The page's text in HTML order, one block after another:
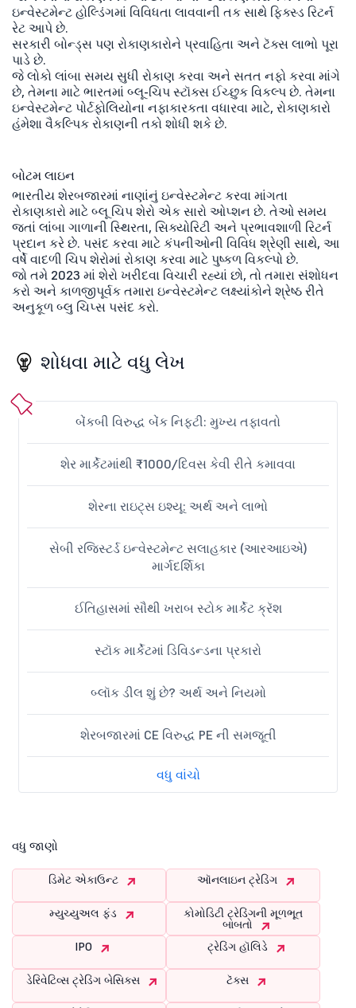
ઇન્વેસ્ટમેન્ટ હોલ્ડિંગમાં વિવિધતા લાવવાની તક સાથે ફિક્સ્ડ રિટર્ન
રેટ આપે છે.
સરકારી બોન્ડ્સ પણ રોકાણકારોને પ્રવાહિતા અને ટૅક્સ લાભો પૂરા
પાડે છે.
જે લોકો લાંબા સમય સુધી રોકાણ કરવા અને સતત નફો કરવા માંગે
છે, તેમના માટે ભારતમાં બ્લૂ-ચિપ સ્ટૉક્સ ઈચ્છુક વિકલ્પ છે. તેમના
ઇન્વેસ્ટમેન્ટ પોર્ટફોલિયોના નફાકારકતા વધારવા માટે, રોકાણકારો
હંમેશા વૈકલ્પિક રોકાણની તકો શોધી શકે છે.
બોટમ લાઇન
ભારતીય શેરબજારમાં નાણાંનું ઇન્વેસ્ટમેન્ટ કરવા માંગતા
રોકાણકારો માટે બ્લૂ ચિપ શેરો એક સારો ઓપ્શન છે. તેઓ સમય
જતાં લાંબા ગાળાની સ્થિરતા, સિક્યોરિટી અને પ્રભાવશાળી રિટર્ન
પ્રદાન કરે છે. પસંદ કરવા માટે કંપનીઓની વિવિધ શ્રેણી સાથે, આ
વર્ષે વાદળી ચિપ શેરોમાં રોકાણ કરવા માટે પુષ્કળ વિકલ્પો છે.
જો તમે 2023 માં શેરો ખરીદવા વિચારી રહ્યાં છો, તો તમારા સંશોધન
કરો અને કાળજીપૂર્વક તમારા ઇન્વેસ્ટમેન્ટ લક્ષ્યાંકોને શ્રેષ્ઠ રીતે
અનુકૂળ બ્લુ ચિપ્સ પસંદ કરો.
શોધવા માટે વધુ લેખ
બેંકબી વિરુદ્ધ બેંક નિફ્ટી: મુખ્ય તફાવતો
શેર માર્કેટમાંથી ₹1000/દિવસ કેવી રીતે કમાવવા
શેરના રાઇટ્સ ઇશ્યૂ: અર્થ અને લાભો
સેબી રજિસ્ટર્ડ ઇન્વેસ્ટમેન્ટ સલાહકાર (આરઆઇએ)
માર્ગદર્શિકા
ઈતિહાસમાં સૌથી ખરાબ સ્ટોક માર્કેટ ક્રૅશ
સ્ટૉક માર્કેટમાં ડિવિડન્ડના પ્રકારો
બ્લૉક ડીલ શું છે? અર્થ અને નિયમો
શેરબજારમાં CE વિરુદ્ધ PE ની સમજૂતી
વધુ વાંચો
વધુ જાણો
ડિમેટ એકાઉન્ટ ઑનલાઇન ટ્રેડિંગ
મ્યુચ્યુઅલ ફંડ કોમોડિટી ટ્રેડિંગની મૂળભૂત
બાબતો
IPO
ટ્રેડિંગ હૉલિડે
ડેરિવેટિવ્સ ટ્રેડિંગ બેસિક્સ ટૅક્સ